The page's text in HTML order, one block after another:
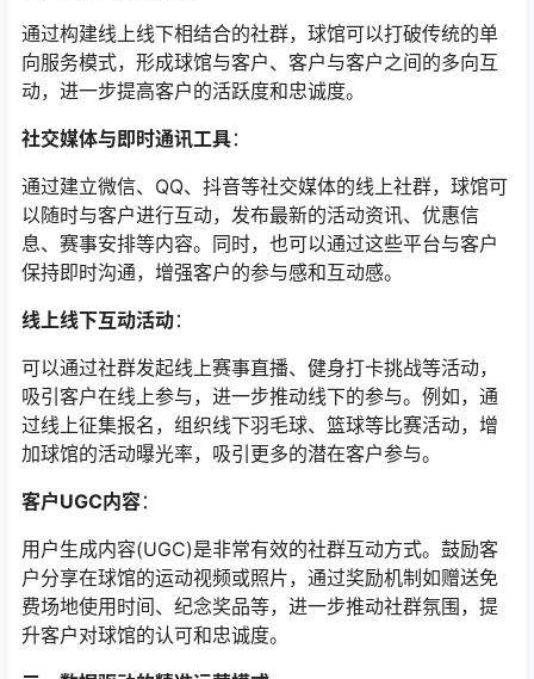
通过构建线上线下相结合的社群，球馆可以打破传统的单
向服务模式，形成球馆与客户、客户与客户之间的多向互
动，进一步提高客户的活跃度和忠诚度。
社交媒体与即时通讯工具：
通过建立微信、QQ、抖音等社交媒体的线上社群，球馆可
以随时与客户进行互动，发布最新的活动资讯、优惠信
息、赛事安排等内容。同时，也可以通过这些平台与客户
保持即时沟通，增强客户的参与感和互动感。
线上线下互动活动：
可以通过社群发起线上赛事直播、健身打卡挑战等活动，
吸引客户在线上参与，进一步推动线下的参与。例如，通
过线上征集报名，组织线下羽毛球、篮球等比赛活动，增
加球馆的活动曝光率，吸引更多的潜在客户参与。
客户UGC内容：
用户生成内容(UGC)是非常有效的社群互动方式。鼓励客
户分享在球馆的运动视频或照片，通过奖励机制如赠送免
费场地使用时间、纪念奖品等，进一步推动社群氛围，提
升客户对球馆的认可和忠诚度。